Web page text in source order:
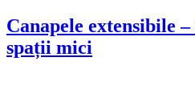
Canapele extensibile
spații mici